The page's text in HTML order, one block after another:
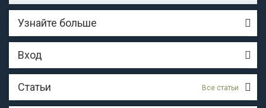
Узнайте больше
Вход
Все статьи
Статьи